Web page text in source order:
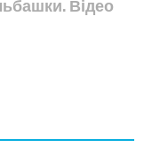
Відео